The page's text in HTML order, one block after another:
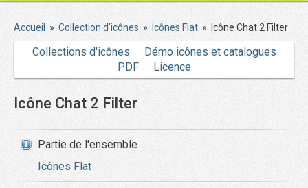
Accueil » Collection d'icônes » Icônes Flat » Icône Chat 2 Filter
Collections d'icônes
Démo icônes et catalogues
PDF
Licence
Icône Chat 2 Filter
Partie de l'ensemble
Icônes Flat